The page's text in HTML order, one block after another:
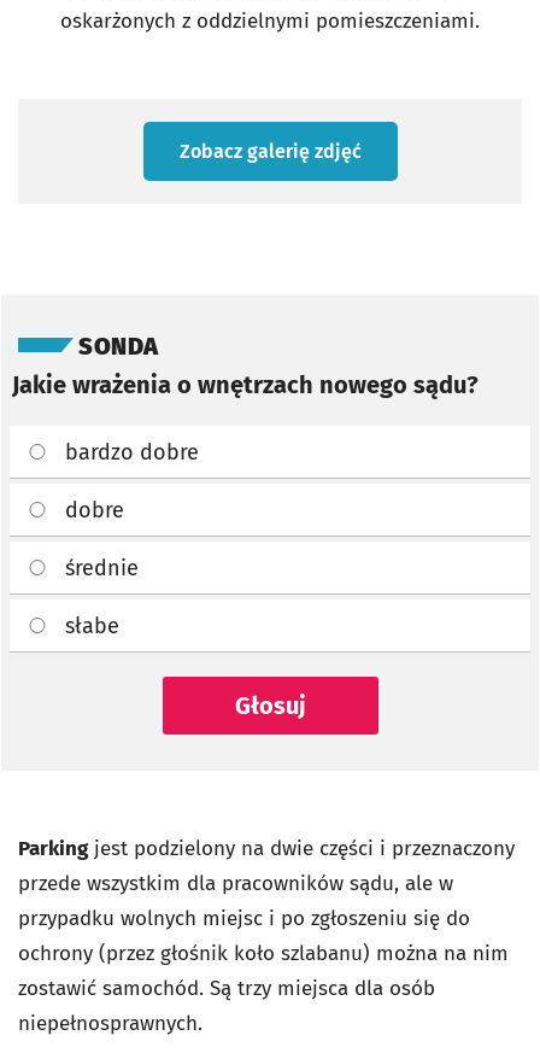
oskarżonych z oddzielnymi pomieszczeniami.
Zobacz galerię zdjęć
SONDA
Jakie wrażenia o wnętrzach nowego sądu?
bardzo dobre
dobre
średnie
słabe
Głosuj
Parkingjest podzielony na dwie części i przeznaczony
przede wszystkim dla pracowników sądu, ale w
przypadku wolnych miejsc i po zgłoszeniu się do
ochrony (przez głośnik koło szlabanu) można na nim
zostawić samochód. Są trzy miejsca dla osób
niepełnosprawnych.